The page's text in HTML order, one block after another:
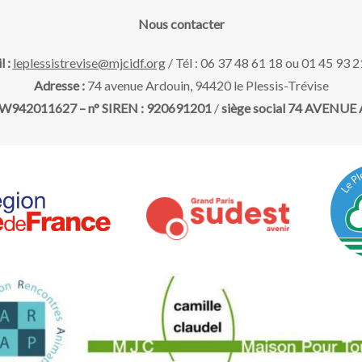
Nous contacter
: leplessistrevise@mjcidf.org/ Tél : 06 37 48 61 18 ou 01 45 93
Adresse : 74 avenue Ardouin, 94420 le Plessis-Trévise
– n° SIREN : 920691201/siège social 74 AVENUE